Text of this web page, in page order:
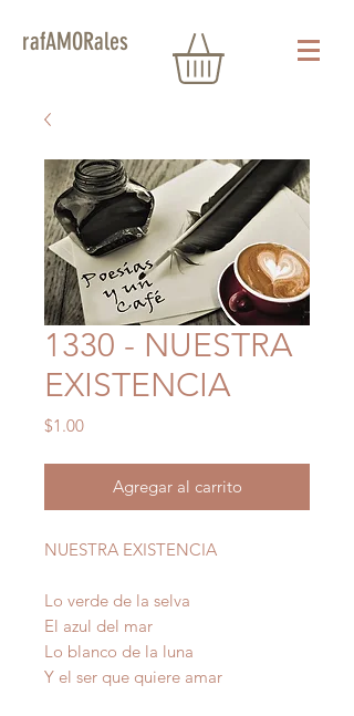
rafAMORales
1330 - NUESTRA
EXISTENCIA
$1.00Precio
Agregar al carrito
NUESTRA EXISTENCIA
Lo verde de la selva
El azul del mar
Lo blanco de la luna
Y el ser que quiere amar